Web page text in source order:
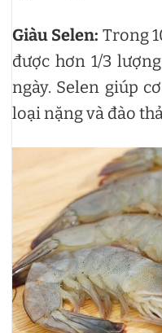
Giàu Selen: Trong
được hơn 1/3
ngày. Selen giúp
loại nặng và đào